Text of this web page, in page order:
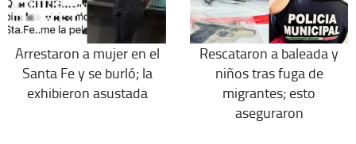
Arrestaron a mujer en el
Santa Fe y se burló; la
exhibieron asustada
Rescataron a baleada y
niños tras fuga de
migrantes; esto
aseguraron